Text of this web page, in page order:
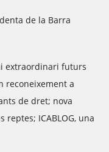
de la Barra
extraordinari futurs
reconeixement a
de dret; nova
ICABLOG, una